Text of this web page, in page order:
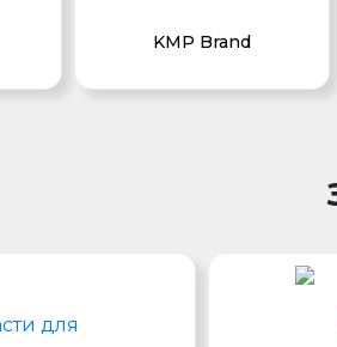
KMP Brand